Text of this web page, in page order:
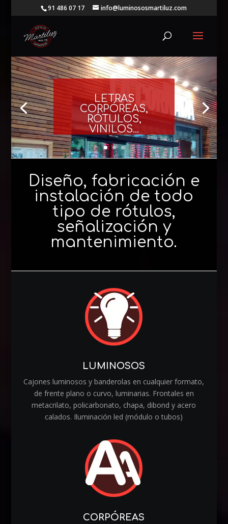
91 486 07 17 info@luminososmartiluz.com
LETRAS
CORPÓREAS,
RÓTULOS,
VINILOS...
Diseño, fabricación e
instalación de todo
tipo de rótulos,
señalización y
mantenimiento.
LUMINOSOS
Cajones luminosos y banderolas en cualquier formato,
de frente plano o curvo, luminarias. Frontales en
metacrilato, policarbonato, chapa, dibond y acero
calados. Iluminación led (módulo o tubos)
CORPÓREAS